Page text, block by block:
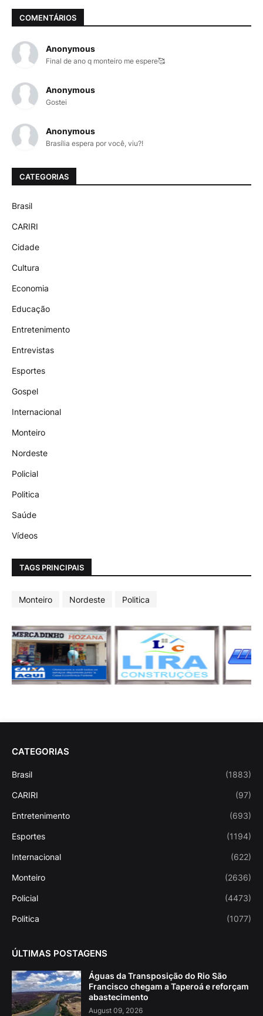
COMENTÁRIOS
Anonymous
Final de ano q monteiro me espere🥰
Anonymous
Gostei
Anonymous
Brasília espera por você, viu?!
CATEGORIAS
Brasil
CARIRI
Cidade
Cultura
Economia
Educação
Entretenimento
Entrevistas
Esportes
Gospel
Internacional
Monteiro
Nordeste
Policial
Politica
Saúde
Vídeos
TAGS PRINCIPAIS
Monteiro Nordeste Politica
CATEGORIAS
Brasil (1883)
CARIRI (97)
Entretenimento (693)
Esportes (1194)
Internacional (622)
Monteiro (2636)
Policial (4473)
Politica (1077)
ÚLTIMAS POSTAGENS
Águas da Transposição do Rio São
Francisco chegam a Taperoá e reforçam
abastecimento
August 09, 2026